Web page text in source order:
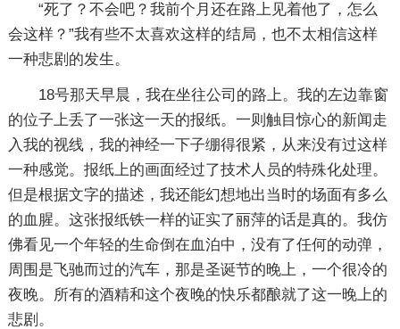
“死了？不会吧？我前个月还在路上见着他了，怎么
会这样？”我有些不太喜欢这样的结局，也不太相信这样
一种悲剧的发生。
18号那天早晨，我在坐往公司的路上。我的左边靠窗
的位子上丢了一张这一天的报纸。一则触目惊心的新闻走
入我的视线，我的神经一下子绷得很紧，从来没有过这样
一种感觉。报纸上的画面经过了技术人员的特殊化处理。
但是根据文字的描述，我还能幻想地出当时的场面有多么
的血腥。这张报纸铁一样的证实了丽萍的话是真的。我仿
佛看见一个年轻的生命倒在血泊中，没有了任何的动弹，
周围是飞驰而过的汽车，那是圣诞节的晚上，一个很冷的
夜晚。所有的酒精和这个夜晚的快乐都酿就了这一晚上的
悲剧。